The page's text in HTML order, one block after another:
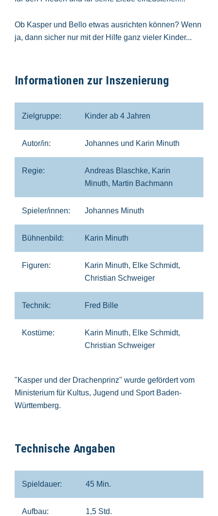
Ob Kasper und Bello etwas ausrichten können? Wenn
ja, dann sicher nur mit der Hilfe ganz vieler Kinder...
Informationen zur Inszenierung
Zielgruppe: Kinder ab 4 Jahren
Autor/in: Johannes und Karin Minuth
Regie:
Andreas Blaschke, Karin
Minuth, Martin Bachmann
Spieler/innen: Johannes Minuth
Bühnenbild: Karin Minuth
Figuren:
Karin Minuth, Elke Schmidt,
Christian Schweiger
Technik: Fred Bille
Kostüme:
Karin Minuth, Elke Schmidt,
Christian Schweiger
"Kasper und der Drachenprinz" wurde gefördert vom
Ministerium für Kultus, Jugend und Sport Baden-
Württemberg.
Technische Angaben
Spieldauer: 45 Min.
Aufbau: 1,5 Std.